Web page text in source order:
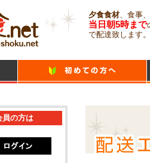
夕食食材、食事
当日朝5時まで
で配達致します。
員の方は